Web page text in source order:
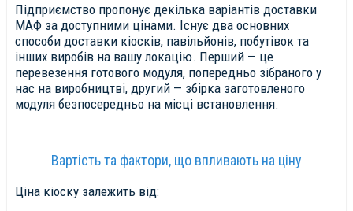
Підприємство пропонує декілька варіантів доставки
МАФ за доступними цінами. Існує два основних
способи доставки кіосків, павільйонів, побутівок та
інших виробів на вашу локацію. Перший — це
перевезення готового модуля, попередньо зібраного у
нас на виробництві, другий — збірка заготовленого
модуля безпосередньо на місці встановлення.
Вартість та фактори, що впливають на ціну
Ціна кіоску залежить від: